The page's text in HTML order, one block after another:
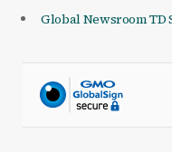
Global Newsroom TD